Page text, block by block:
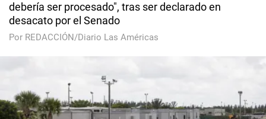
debería ser procesado", tras ser declarado en
desacato por el Senado
Por REDACCIÓN/Diario Las Américas